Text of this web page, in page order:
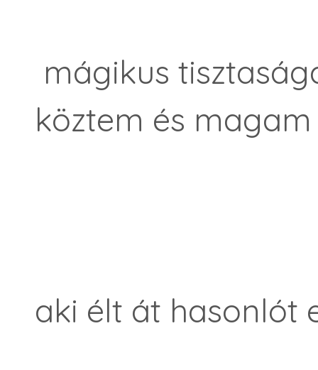
mágikus
köztem és
aki élt át hasonlót